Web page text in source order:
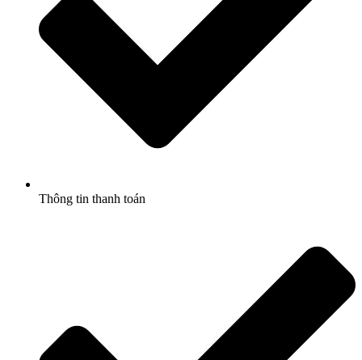
Thông tin thanh toán